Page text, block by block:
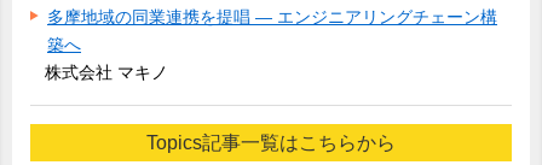
多摩地域の同業連携を提唱 ― エンジニアリングチェーン構
築へ
株式会社 マキノ
Topics記事一覧はこちらから